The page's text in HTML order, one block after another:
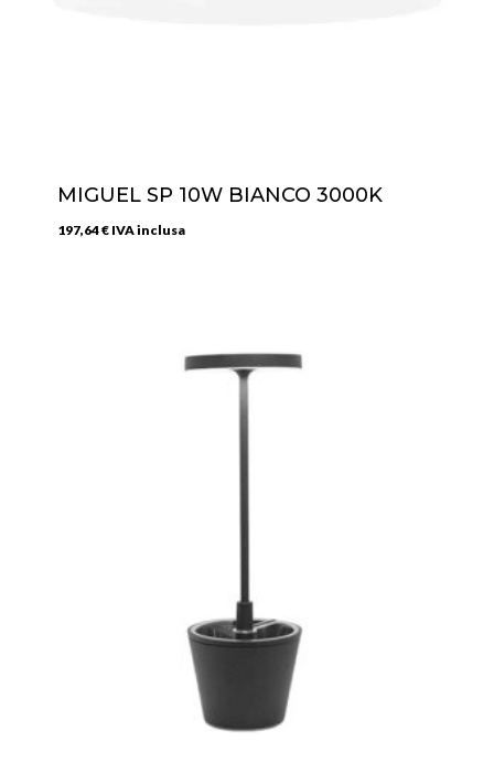
MIGUEL SP 10W BIANCO 3000K
197,64€ IVA inclusa